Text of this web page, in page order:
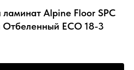
Alpine Floor SPC
ECO 18-3